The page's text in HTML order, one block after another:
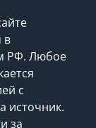
в
РФ. Любое
с
источник.
за